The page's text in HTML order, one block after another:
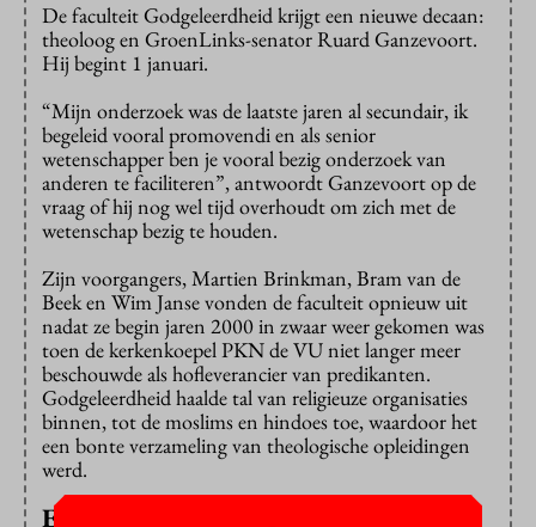
De faculteit Godgeleerdheid krijgt een nieuwe decaan:
theoloog en GroenLinks-senator Ruard Ganzevoort.
Hij begint 1 januari.
“Mijn onderzoek was de laatste jaren al secundair, ik
begeleid vooral promovendi en als senior
wetenschapper ben je vooral bezig onderzoek van
anderen te faciliteren”, antwoordt Ganzevoort op de
vraag of hij nog wel tijd overhoudt om zich met de
wetenschap bezig te houden.
Zijn voorgangers, Martien Brinkman, Bram van de
Beek en Wim Janse vonden de faculteit opnieuw uit
nadat ze begin jaren 2000 in zwaar weer gekomen was
toen de kerkenkoepel PKN de VU niet langer meer
beschouwde als hofleverancier van predikanten.
Godgeleerdheid haalde tal van religieuze organisaties
binnen, tot de moslims en hindoes toe, waardoor het
een bonte verzameling van theologische opleidingen
werd.
Eenheid in verscheidenheid